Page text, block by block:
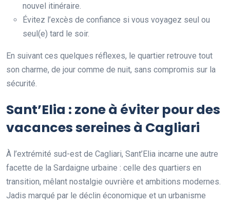
nouvel itinéraire.
Évitez l’excès de confiance si vous voyagez seul ou
seul(e) tard le soir.
En suivant ces quelques réflexes, le quartier retrouve tout
son charme, de jour comme de nuit, sans compromis sur la
sécurité.
Sant’Elia : zone à éviter pour des
vacances sereines à Cagliari
À l’extrémité sud-est de Cagliari, Sant’Elia incarne une autre
facette de la Sardaigne urbaine : celle des quartiers en
transition, mêlant nostalgie ouvrière et ambitions modernes.
Jadis marqué par le déclin économique et un urbanisme